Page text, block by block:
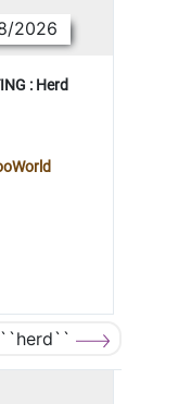
2026
: Herd
``herd``